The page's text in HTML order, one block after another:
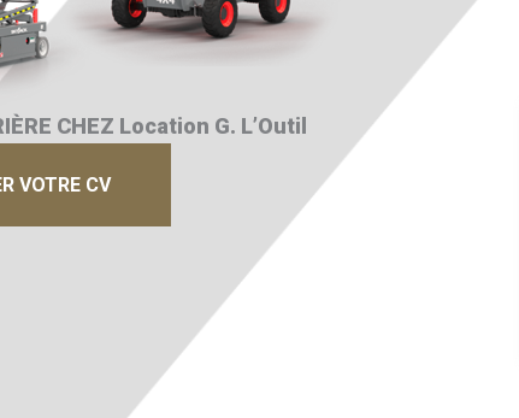
CHEZ Location G. L’Outil
VOTRE CV